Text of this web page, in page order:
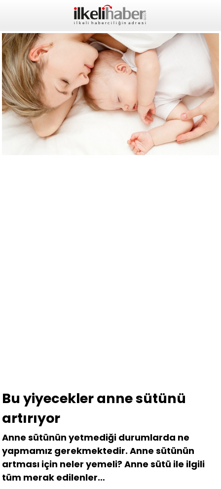
Bu yiyecekler anne sütünü
artırıyor
Anne sütünün yetmediği durumlarda ne
yapmamız gerekmektedir. Anne sütünün
artması için neler yemeli? Anne sütü ile ilgili
tüm merak edilenler…